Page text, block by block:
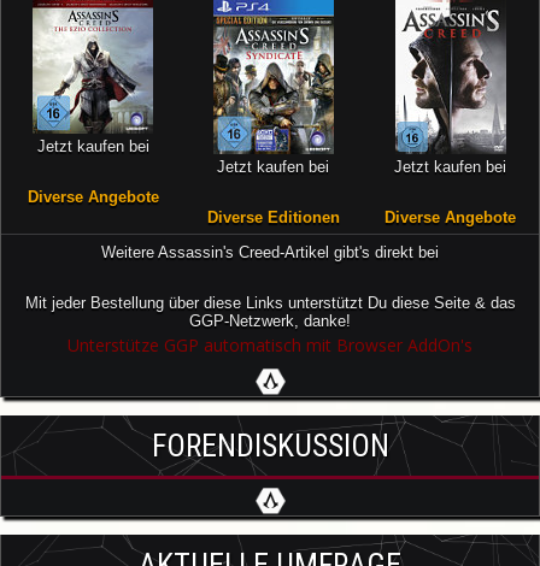
Jetzt kaufen bei
Diverse Angebote
Jetzt kaufen bei
Diverse Editionen
Jetzt kaufen bei
Diverse Angebote
Weitere Assassin's Creed-Artikel gibt's direkt bei
Mit jeder Bestellung über diese Links unterstützt Du diese Seite & das
GGP-Netzwerk, danke!
Unterstütze GGP automatisch mit Browser AddOn's
FORENDISKUSSION